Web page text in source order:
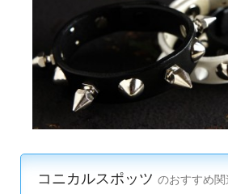
コニカルスポッツ のおすすめ関